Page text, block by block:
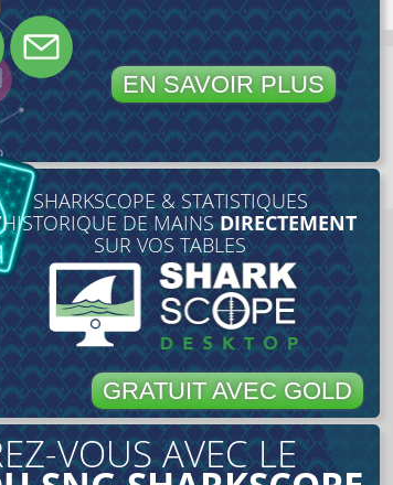
EN SAVOIR PLUS
SHARKSCOPE & STATISTIQUES
DE MAINSDIRECTEMENT
SUR VOS TABLES
GRATUIT AVEC GOLD
VOUS AVEC LE